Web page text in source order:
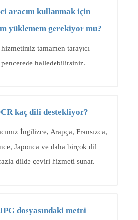
aracını kullanmak için
yüklemem gerekiyor mu?
tamamen tarayıcı
pencerede halledebilirsiniz.
kaç dili destekliyor?
İngilizce, Arapça, Fransızca,
Japonca ve daha birçok dil
dilde çeviri hizmeti sunar.
dosyasındaki metni